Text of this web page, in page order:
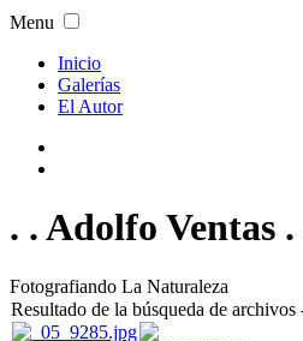
Menu
Inicio
Galerías
El Autor
. . Adolfo Ventas .
Fotografiando La Naturaleza
Resultado de la búsqueda de